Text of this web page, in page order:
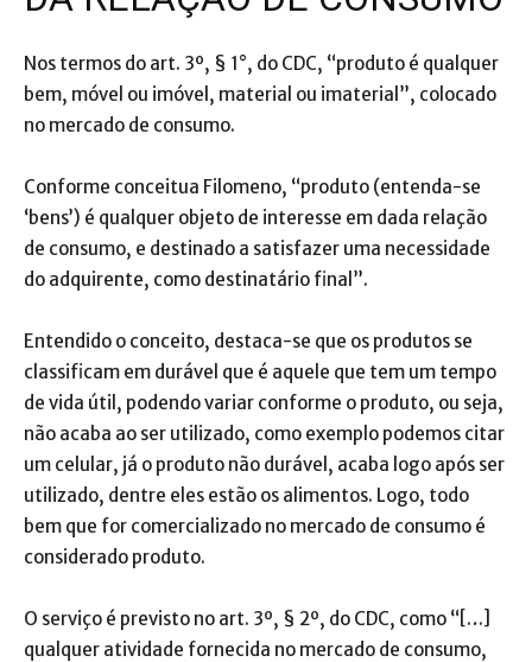
Nos termos do art. 3º, § 1°, do CDC, “produto é qualquer
bem, móvel ou imóvel, material ou imaterial”, colocado
no mercado de consumo.
Conforme conceitua Filomeno, “produto (entenda-se
‘bens’) é qualquer objeto de interesse em dada relação
de consumo, e destinado a satisfazer uma necessidade
do adquirente, como destinatário final”.
Entendido o conceito, destaca-se que os produtos se
classificam em durável que é aquele que tem um tempo
de vida útil, podendo variar conforme o produto, ou seja,
não acaba ao ser utilizado, como exemplo podemos citar
um celular, já o produto não durável, acaba logo após ser
utilizado, dentre eles estão os alimentos. Logo, todo
bem que for comercializado no mercado de consumo é
considerado produto.
O serviço é previsto no art. 3º, § 2º, do CDC, como “[…]
qualquer atividade fornecida no mercado de consumo,